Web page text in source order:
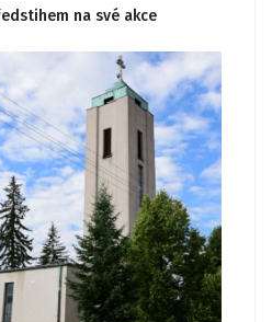
na své akce